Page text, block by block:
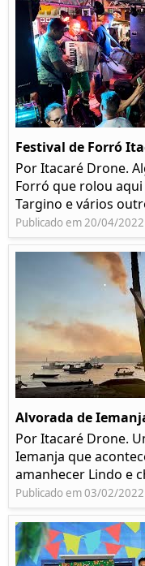
Festival de Forró
Por Itacaré Drone.
Forró que rolou
Targino e vários
Publicado em 20/04/2022
Alvorada de
Por Itacaré Drone.
Iemanja que
amanhecer Lindo e
Publicado em 03/02/2022